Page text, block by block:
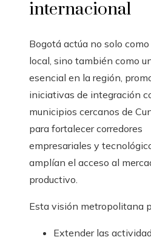
internacional
Bogotá actúa no solo como
local, sino también como
esencial en la región,
iniciativas de integración
municipios cercanos de
para fortalecer corredores
empresariales y
amplían el acceso al
productivo.
Esta visión metropolitana
Extender las